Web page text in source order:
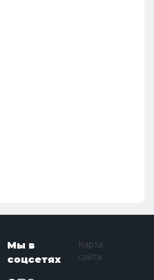
Мы в
соцсетях
Карта
сайта